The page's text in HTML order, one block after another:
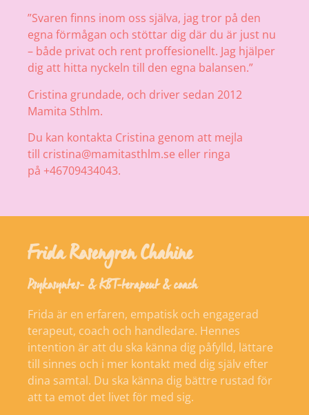
”Svaren finns inom oss själva, jag tror på den
egna förmågan och stöttar dig där du är just nu
– både privat och rent proffesionellt. Jag hjälper
dig att hitta nyckeln till den egna balansen.”
Cristina grundade, och driver sedan 2012
Mamita Sthlm.
Du kan kontakta Cristina genom att mejla
till cristina@mamitasthlm.se eller ringa
på +46709434043.
Frida Rosengren Chahine
Psykosyntes- & KBT-terapeut & coach
Frida är en erfaren, empatisk och engagerad
terapeut, coach och handledare. Hennes
intention är att du ska känna dig påfylld, lättare
till sinnes och i mer kontakt med dig själv efter
dina samtal. Du ska känna dig bättre rustad för
att ta emot det livet för med sig.